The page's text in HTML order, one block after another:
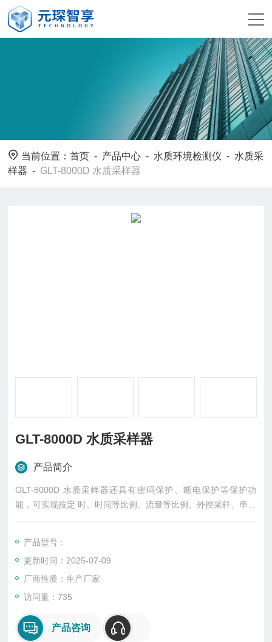
当前位置：首页 - 产品中心 - 水质环境检测仪 - 水质采
样器 - GLT-8000D 水质采样器
GLT-8000D 水质采样器
产品简介
GLT-8000D 水质采样器还具有密码保护、断电保护等保护功
能，可实现按定 时、时间等比例、流量等比例、外控采样、串口
控制等多种方式采样， 并可实现留取混合平行样、远程控制采
产品型号：
更新时间：2025-07-09
厂商性质：生产厂家
访问量：735
产品咨询